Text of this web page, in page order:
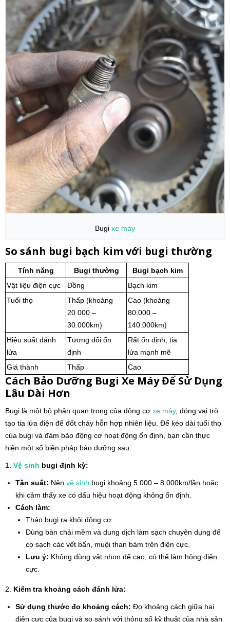
Bugi xe máy
So sánh bugi bạch kim với bugi thường
Tính năng Bugi thường
Bugi bạch kim
Vật liệu điện cực
Đồng
Bạch kim
Tuổi thọ
Thấp (khoảng
20.000 –
30.000km)
Cao (khoảng
80.000 –
140.000km)
Hiệu suất đánh
lửa
Tương đối ổn
định
Rất ổn định, tia
lửa mạnh mẽ
Giá thành
Thấp Cao
Cách Bảo Dưỡng Bugi Xe Máy Để Sử Dụng
Lâu Dài Hơn
Bugi là một bộ phận quan trọng của động cơ xe máy, đóng vai trò
tạo tia lửa điện để đốt cháy hỗn hợp nhiên liệu. Để kéo dài tuổi thọ
của bugi và đảm bảo động cơ hoạt động ổn định, bạn cần thực
hiện một số biện pháp bảo dưỡng sau:
1. Vệ sinh bugi định kỳ:
Tần suất: Nên vệ sinh bugi khoảng 5.000 – 8.000km/lần hoặc
khi cảm thấy xe có dấu hiệu hoạt động không ổn định.
Cách làm:
Tháo bugi ra khỏi động cơ.
Dùng bàn chải mềm và dung dịch làm sạch chuyên dụng để
cọ sạch các vết bẩn, muội than bám trên điện cực.
Lưu ý: Không dùng vật nhọn để cạo, có thể làm hỏng điện
cực.
2. Kiểm tra khoảng cách đánh lửa:
Sử dụng thước đo khoảng cách: Đo khoảng cách giữa hai
điện cực của bugi và so sánh với thông số kỹ thuật của nhà sản